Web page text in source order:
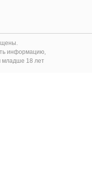
информацию,
младше 18 лет